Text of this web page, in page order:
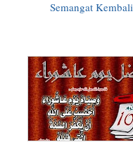
Semangat Kembali